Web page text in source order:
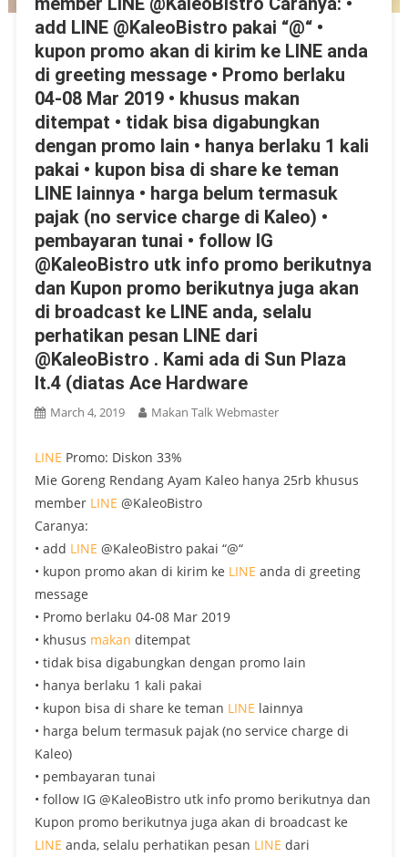
add LINE @KaleoBistro pakai “@“ •
kupon promo akan di kirim ke LINE anda
di greeting message • Promo berlaku
04-08 Mar 2019 • khusus makan
ditempat • tidak bisa digabungkan
dengan promo lain • hanya berlaku 1 kali
pakai • kupon bisa di share ke teman
LINE lainnya • harga belum termasuk
pajak (no service charge di Kaleo) •
pembayaran tunai • follow IG
@KaleoBistro utk info promo berikutnya
dan Kupon promo berikutnya juga akan
di broadcast ke LINE anda, selalu
perhatikan pesan LINE dari
@KaleoBistro . Kami ada di Sun Plaza
lt.4 (diatas Ace Hardware
March 4, 2019 Makan Talk Webmaster
LINE Promo: Diskon 33%
Mie Goreng Rendang Ayam Kaleo hanya 25rb khusus
member LINE @KaleoBistro
Caranya:
• add LINE @KaleoBistro pakai “@“
• kupon promo akan di kirim ke LINE anda di greeting
message
• Promo berlaku 04-08 Mar 2019
• khusus makan ditempat
• tidak bisa digabungkan dengan promo lain
• hanya berlaku 1 kali pakai
• kupon bisa di share ke teman LINE lainnya
• harga belum termasuk pajak (no service charge di
Kaleo)
• pembayaran tunai
• follow IG @KaleoBistro utk info promo berikutnya dan
Kupon promo berikutnya juga akan di broadcast ke
LINE anda, selalu perhatikan pesan LINE dari